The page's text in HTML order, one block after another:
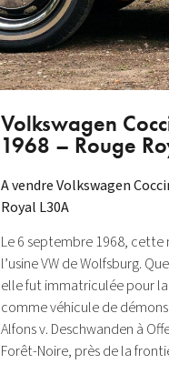
Volkswagen
1968 – Rouge
A vendre Volkswagen
Royal L30A
Le 6 septembre 1968,
l’usine VW de Wolfsburg.
elle fut immatriculée pour
comme véhicule de
Alfons v. Deschwanden à
Forêt-Noire, près de la